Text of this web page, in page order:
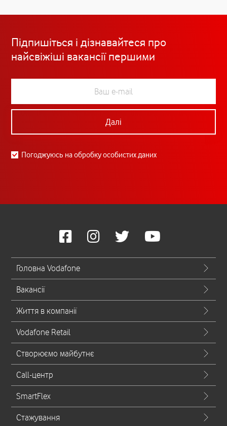
Підпишіться і дізнавайтеся про
найсвіжіші вакансії першими
Далі
Погоджуюсь на обробку особистих даних
Головна Vodafone
Вакансії
Життя в компанії
Vodafone Retail
Створюємо майбутнє
Call-центр
SmartFlex
Стажування